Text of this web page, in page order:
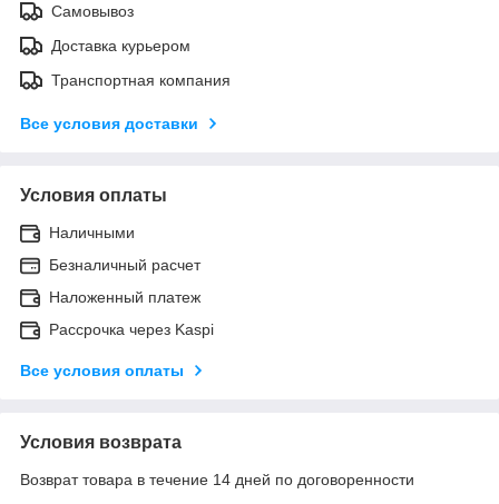
Самовывоз
Доставка курьером
Транспортная компания
Все условия доставки
Условия оплаты
Наличными
Безналичный расчет
Наложенный платеж
Рассрочка через Kaspi
Все условия оплаты
Условия возврата
Возврат товара в течение 14 дней по договоренности